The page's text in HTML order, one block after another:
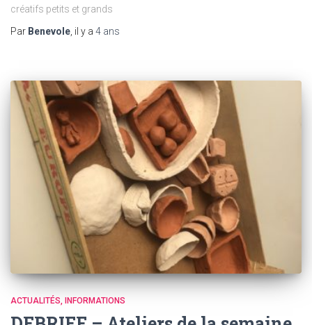
créatifs petits et grands
Par Benevole , il y a 4 ans
ACTUALITÉS INFORMATIONS